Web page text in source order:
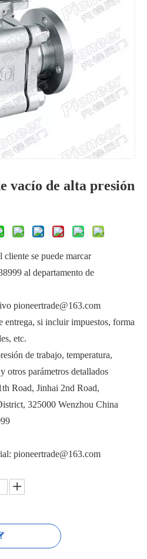
Sistemas semiconductores de válvulas de bola eléctricas de alto vacío
Válvula de bola de ajuste de puerto en V de alto vacío GUD-PSQ Válvula de bola neumática de alto vacío GUQ-32KF
Válvula de bola eléctrica de alto vacío GUD-32KF
vacío de alta presión
se puede marcar
al departamento de
pioneertrade@163.com
entrega, si incluir impuestos, forma
etc.
de trabajo, temperatura,
otros parámetros detallados
Road, Jinhai 2nd Road,
325000 Wenzhou China
pioneertrade@163.com